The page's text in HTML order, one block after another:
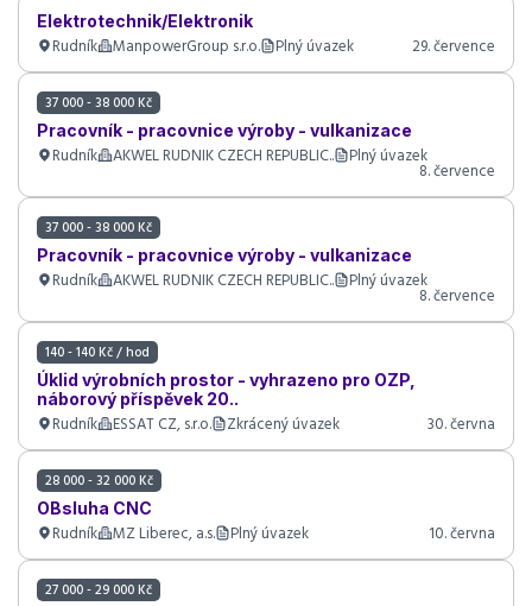
Elektrotechnik/Elektronik
Rudník ManpowerGroup s.r.o. Plný úvazek 29. července
37 000 - 38 000 Kč
Pracovník - pracovnice výroby - vulkanizace
Rudník AKWEL RUDNIK CZECH REPUBLIC.. Plný úvazek
8. července
37 000 - 38 000 Kč
Pracovník - pracovnice výroby - vulkanizace
Rudník AKWEL RUDNIK CZECH REPUBLIC.. Plný úvazek
8. července
140 - 140 Kč / hod
Úklid výrobních prostor - vyhrazeno pro OZP,
náborový příspěvek 20..
Rudník ESSAT CZ, s.r.o. Zkrácený úvazek 30. června
28 000 - 32 000 Kč
OBsluha CNC
Rudník MZ Liberec, a.s. Plný úvazek 10. června
27 000 - 29 000 Kč